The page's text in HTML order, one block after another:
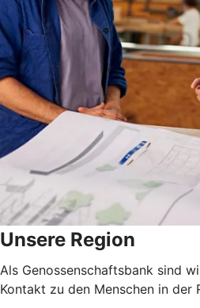
Unsere Region
Als Genossenschaftsbank sind
Kontakt zu den Menschen in der